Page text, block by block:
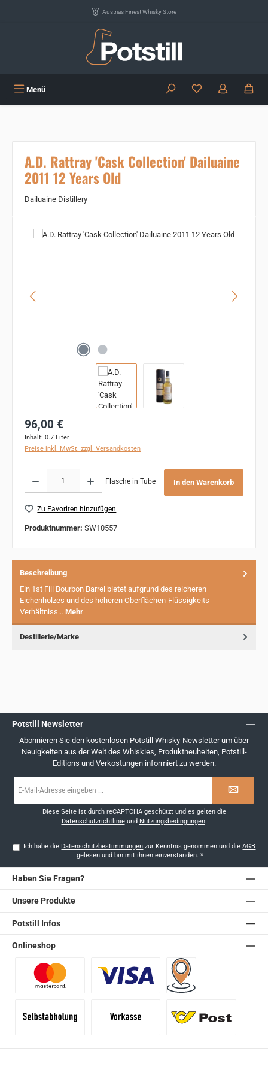
Austrias Finest Whisky Store
Menü Du hast 0
A.D. Rattray 'Cask Collection' Dailuaine
2011 12 Years Old
Dailuaine Distillery
Bildergalerie überspringen
Regulärer Preis:
96,00 €
Inhalt: 0.7 Liter
Preise inkl. MwSt. zzgl. Versandkosten
Flasche in Tube In den Warenkorb
Zu Favoriten hinzufügen
Produktnummer: SW10557
Beschreibung
Ein 1st Fill Bourbon Barrel bietet aufgrund des reicheren
Eichenholzes und des höheren Oberflächen-Flüssigkeits-
Verhältniss… Mehr
Destillerie/Marke
Potstill Newsletter
Abonnieren Sie den kostenlosen Potstill Whisky-Newsletter um über
Neuigkeiten aus der Welt des Whiskies, Produktneuheiten, Potstill-
Editions und Verkostungen informiert zu werden.
Mail-
Diese Seite ist durch reCAPTCHA geschützt und es gelten die
Datenschutzrichtlinieund Nutzungsbedingungen.
Ich habe die Datenschutzbestimmungen zur Kenntnis genommen und dieAGB
gelesen und bin mit ihnen einverstanden. *
Haben Sie Fragen?
Unsere Produkte
Potstill Infos
Onlineshop